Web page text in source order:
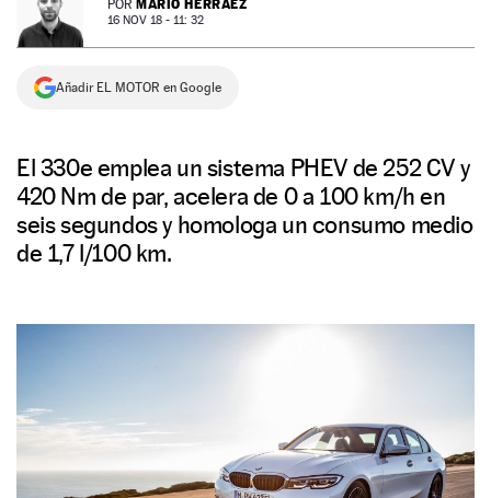
NEWSLETTER
SÍGUENOS
POR MARIO HERRÁEZ
16 NOV 18 - 11: 32
Añadir EL MOTOR en Google
El 330e emplea un sistema PHEV de 252 CV y
420 Nm de par, acelera de 0 a 100 km/h en
seis segundos y homologa un consumo medio
de 1,7 l/100 km.